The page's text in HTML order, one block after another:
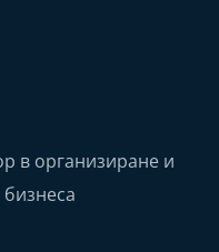
в организиране и